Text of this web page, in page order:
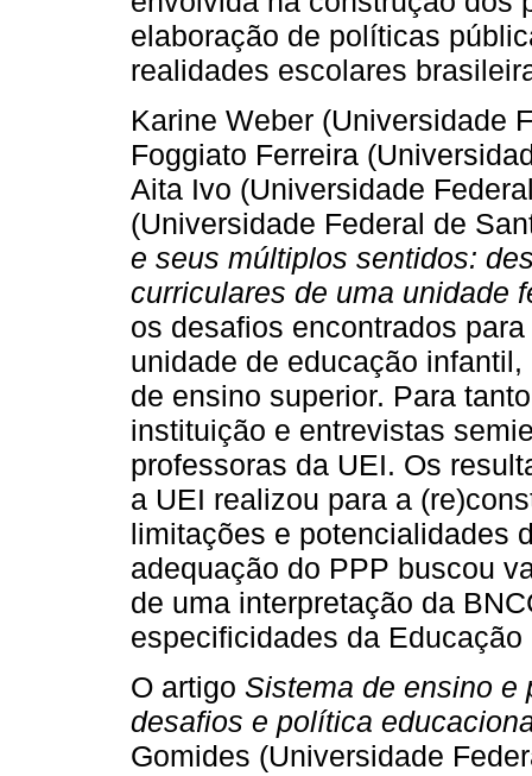
elaboração de políticas
realidades escolares
Karine Weber (Universidade
Foggiato Ferreira
Aita Ivo (Universidade
(Universidade Federal de
e seus múltiplos sentidos:
curriculares de uma unidade
os desafios encontrados
unidade de educação
de ensino superior. Para
instituição e entrevistas
professoras da UEI. Os
a UEI realizou para a
limitações e potencialidades
adequação do PPP buscou
de uma interpretação da
especificidades da Educação
O artigo Sistema de ensino e
desafios e política
Gomides (Universidade